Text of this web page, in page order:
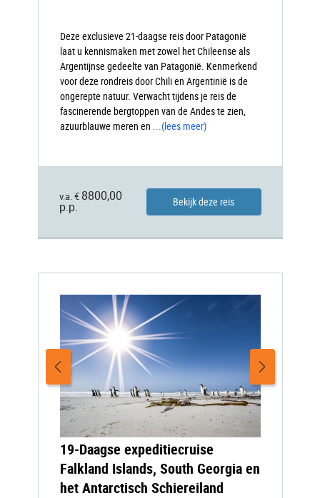
Deze exclusieve 21-daagse reis door Patagonië
laat u kennismaken met zowel het Chileense als
Argentijnse gedeelte van Patagonië. Kenmerkend
voor deze rondreis door Chili en Argentinië is de
ongerepte natuur. Verwacht tijdens je reis de
fascinerende bergtoppen van de Andes te zien,
azuurblauwe meren en ...(lees meer)
v.a. € 8800,00
p.p.
Bekijk deze reis
19-Daagse expeditiecruise
Falkland Islands, South Georgia en
het Antarctisch Schiereiland